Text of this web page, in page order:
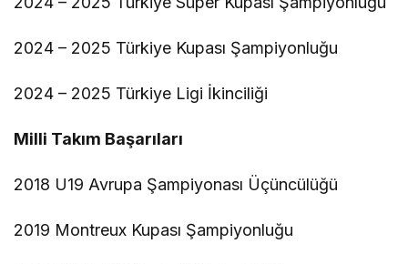
2024 – 2025 Türkiye Kupası Şampiyonluğu
2024 – 2025 Türkiye Ligi İkinciliği
Milli Takım Başarıları
2018 U19 Avrupa Şampiyonası Üçüncülüğü
2019 Montreux Kupası Şampiyonluğu